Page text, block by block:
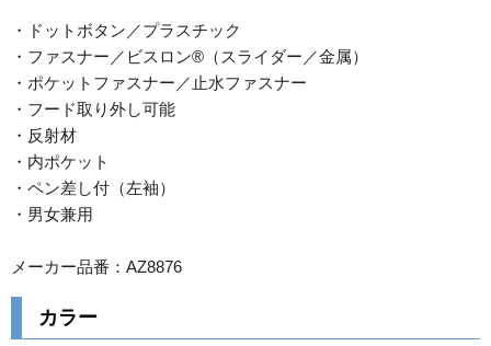
・ドットボタン／プラスチック
・ファスナー／ビスロン®（スライダー／金属）
・ポケットファスナー／止水ファスナー
・フード取り外し可能
・反射材
・内ポケット
・ペン差し付（左袖）
・男女兼用
メーカー品番：AZ8876
カラー